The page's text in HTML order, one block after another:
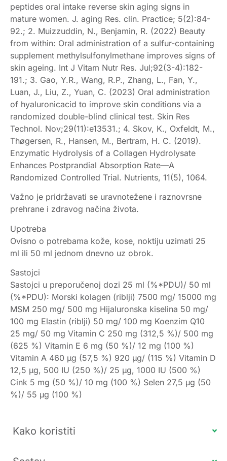
peptides oral intake reverse skin aging signs in
mature women. J. aging Res. clin. Practice; 5(2):84-
92.; 2. Muizzuddin, N., Benjamin, R. (2022) Beauty
from within: Oral administration of a sulfur-containing
supplement methylsulfonylmethane improves signs of
skin ageing. Int J Vitam Nutr Res. Jul;92(3-4):182-
191.; 3. Gao, Y.R., Wang, R.P., Zhang, L., Fan, Y.,
Luan, J., Liu, Z., Yuan, C. (2023) Oral administration
of hyaluronicacid to improve skin conditions via a
randomized double-blind clinical test. Skin Res
Technol. Nov;29(11):e13531.; 4. Skov, K., Oxfeldt, M.,
Thøgersen, R., Hansen, M., Bertram, H. C. (2019).
Enzymatic Hydrolysis of a Collagen Hydrolysate
Enhances Postprandial Absorption Rate—A
Randomized Controlled Trial. Nutrients, 11(5), 1064.
Važno je pridržavati se uravnotežene i raznovrsne
prehrane i zdravog načina života.
Upotreba
Ovisno o potrebama kože, kose, noktiju uzimati 25
ml ili 50 ml jednom dnevno uz obrok.
Sastojci
Sastojci u preporučenoj dozi 25 ml (%*PDU)/ 50 ml
(%*PDU): Morski kolagen (riblji) 7500 mg/ 15000 mg
MSM 250 mg/ 500 mg Hijaluronska kiselina 50 mg/
100 mg Elastin (riblji) 50 mg/ 100 mg Koenzim Q10
25 mg/ 50 mg Vitamin C 250 mg (312,5 %)/ 500 mg
(625 %) Vitamin E 6 mg (50 %)/ 12 mg (100 %)
Vitamin A 460 µg (57,5 %) 920 µg/ (115 %) Vitamin D
12,5 µg, 500 IU (250 %)/ 25 µg, 1000 IU (500 %)
Cink 5 mg (50 %)/ 10 mg (100 %) Selen 27,5 µg (50
%)/ 55 µg (100 %)
Kako koristiti